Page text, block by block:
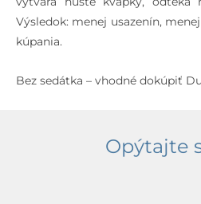
Výsledok: menej usazenín,
kúpania.
Bez sedátka – vhodné dokúpiť
Opýtajte